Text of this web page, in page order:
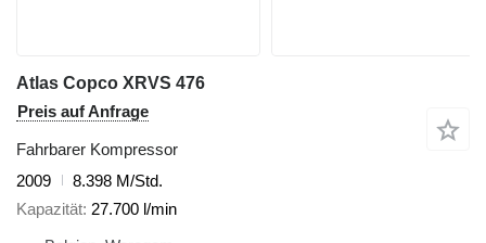
Atlas Copco XRVS 476
Preis auf Anfrage
Fahrbarer Kompressor
2009
8.398 M/Std.
Kapazität 27.700 l/min